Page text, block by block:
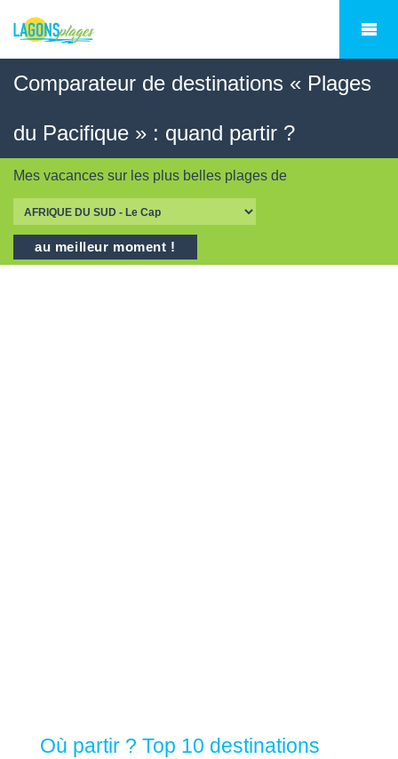
Comparateur de destinations « Plages
du Pacifique » : quand partir ?
Mes vacances sur les plus belles plages de
au meilleur moment !
Où partir ? Top 10 destinations